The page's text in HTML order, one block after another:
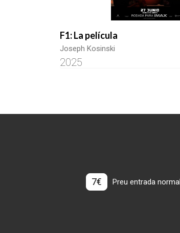
F1: La película
Joseph Kosinski
2025
7€ Preu entrada normal